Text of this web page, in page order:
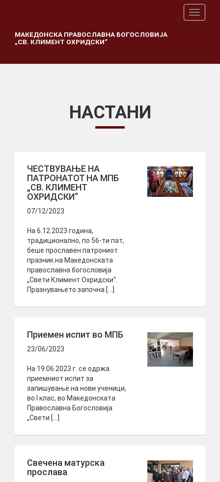
T
o
e
МАКЕДОНСКА ПРАВОСЛАВНА БОГОСЛОВИЈА
„СВ. КЛИМЕНТ ОХРИДСКИ“
НАСТАНИ
ЧЕСТВУВАЊЕ НА
ПАТРОНАТОТ НА МПБ
„СВ. КЛИМЕНТ
ОХРИДСКИ“
07/12/2023
На 6.12.2023 година,
традиционално, по 56-ти пат,
беше прославен патрониот
празник на Македонската
православна богословија
„Свети Климент Охридски“.
Празнувањето започна […]
Приемен испит во МПБ
23/06/2023
На 19.06.2023 г. се одржа
приемниот испит за
запишување на нови ученици,
во I клас, во Македонската
Православна Богословија
„Свети […]
Свечена матурска
прослава